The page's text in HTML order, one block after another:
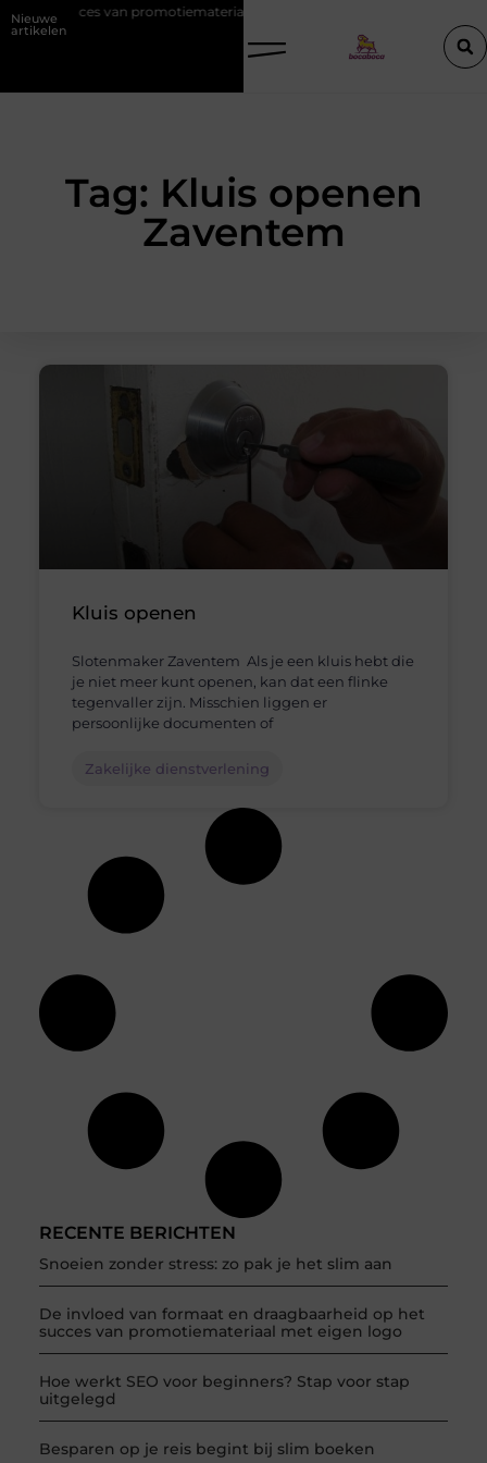
Nieuwe
artikelen
succes van promotiemateriaal met eigen logo
Tag: Kluis openen
Zaventem
RECENTE BERICHTEN
Snoeien zonder stress: zo pak je het slim aan
De invloed van formaat en draagbaarheid op het
succes van promotiemateriaal met eigen logo
Hoe werkt SEO voor beginners? Stap voor stap
uitgelegd
Besparen op je reis begint bij slim boeken
Kluis openen
Slotenmaker Zaventem Als je een kluis hebt die
je niet meer kunt openen, kan dat een flinke
tegenvaller zijn. Misschien liggen er
persoonlijke documenten of
Zakelijke dienstverlening